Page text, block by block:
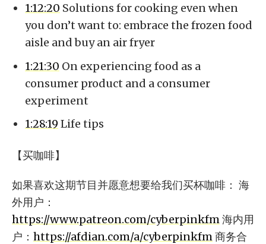
1:12:20 Solutions for cooking even when
you don’t want to: embrace the frozen food
aisle and buy an air fryer
1:21:30 On experiencing food as a
consumer product and a consumer
experiment
1:28:19 Life tips
【买咖啡】
如果喜欢这期节目并愿意想要给我们买杯咖啡： 海
外用户：
https://www.patreon.com/cyberpinkfm 海内用
户： https://afdian.com/a/cyberpinkfm 商务合